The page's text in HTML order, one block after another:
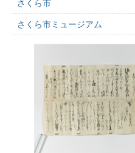
さくら市
さくら市ミュージアム